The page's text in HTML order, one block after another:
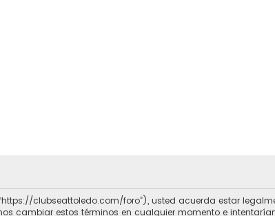
“https://clubseattoledo.com/foro”), usted acuerda estar
cambiar estos términos en cualquier momento e